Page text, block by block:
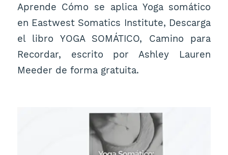
Aprende Cómo se aplica Yoga somático
en Eastwest Somatics Institute, Descarga
el libro YOGA SOMÁTICO, Camino para
Recordar, escrito por Ashley Lauren
Meeder de forma gratuita.